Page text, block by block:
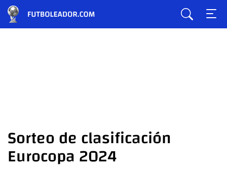
Sorteo de clasificación
Eurocopa 2024